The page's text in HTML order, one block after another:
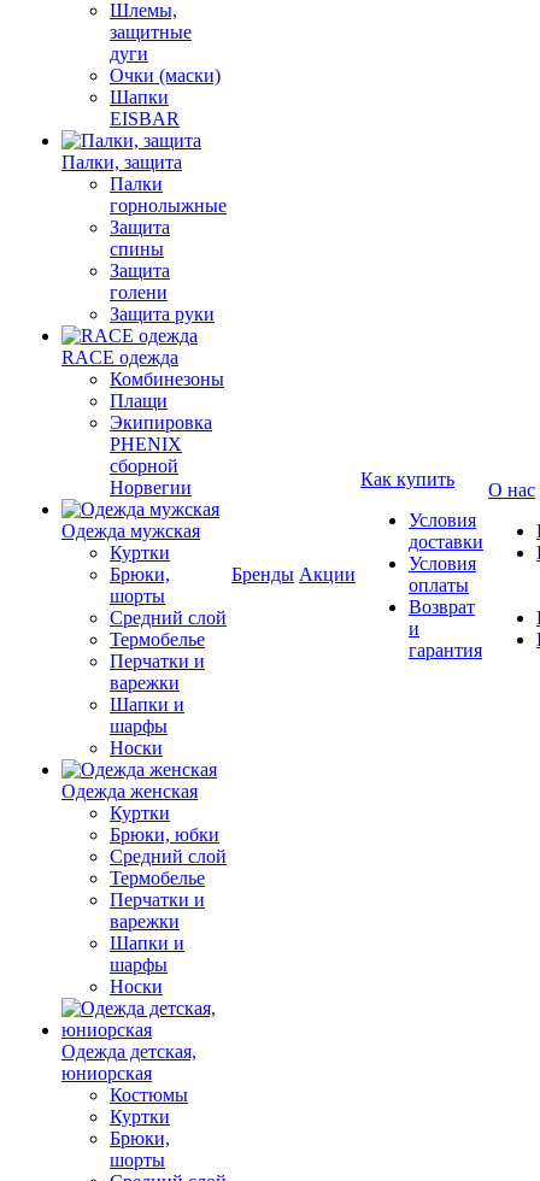
Шлемы,
защитные
дуги
Очки (маски)
Шапки
EISBAR
Палки, защита
Палки
горнолыжные
Защита
спины
Защита
голени
Защита руки
RACE одежда
Комбинезоны
Плащи
Экипировка
PHENIX
сборной
Норвегии
Одежда мужская
Куртки
Брюки,
шорты
Средний слой
Термобелье
Перчатки и
варежки
Шапки и
шарфы
Носки
Одежда женская
Куртки
Брюки, юбки
Средний слой
Термобелье
Перчатки и
варежки
Шапки и
шарфы
Носки
Одежда детская,
юниорская
Костюмы
Куртки
Брюки,
шорты
Бренды Акции
Как купить
Условия
доставки
Условия
оплаты
Возврат
и
гарантия
О нас